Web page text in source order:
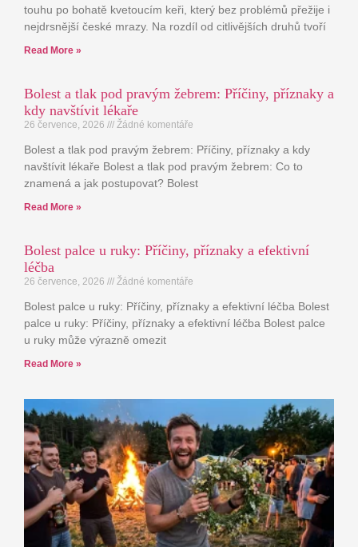
touhu po bohatě kvetoucím keři, který bez problémů přežije i
nejdrsnější české mrazy. Na rozdíl od citlivějších druhů tvoří
Read More »
Bolest a tlak pod pravým žebrem: Příčiny, příznaky a
kdy navštívit lékaře
26 července, 2026 Žádné komentáře
Bolest a tlak pod pravým žebrem: Příčiny, příznaky a kdy
navštívit lékaře Bolest a tlak pod pravým žebrem: Co to
znamená a jak postupovat? Bolest
Read More »
Bolest palce u ruky: Příčiny, příznaky a efektivní
léčba
26 července, 2026 Žádné komentáře
Bolest palce u ruky: Příčiny, příznaky a efektivní léčba Bolest
palce u ruky: Příčiny, příznaky a efektivní léčba Bolest palce
u ruky může výrazně omezit
Read More »